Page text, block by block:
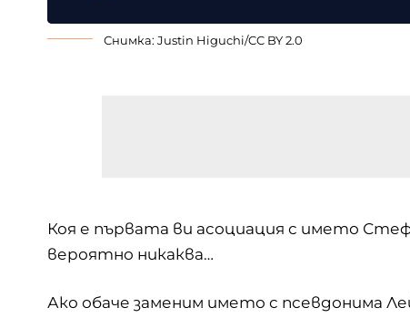
Снимка: Justin Higuchi/CC BY 2.0
Коя е първата ви асоциация с името
вероятно никаква…
Ако обаче заменим името с псевдонима